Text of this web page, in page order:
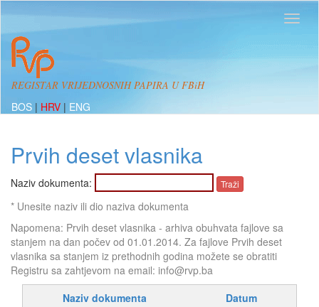
REGISTAR VRIJEDNOSNIH PAPIRA U FBiH
BOS | HRV | ENG
Prvih deset vlasnika
Naziv dokumenta:
* Unesite naziv ili dio naziva dokumenta
Napomena: Prvih deset vlasnika - arhiva obuhvata fajlove sa
stanjem na dan počev od 01.01.2014. Za fajlove Prvih deset
vlasnika sa stanjem iz prethodnih godina možete se obratiti
Registru sa zahtjevom na email: info@rvp.ba
Naziv dokumenta
Datum